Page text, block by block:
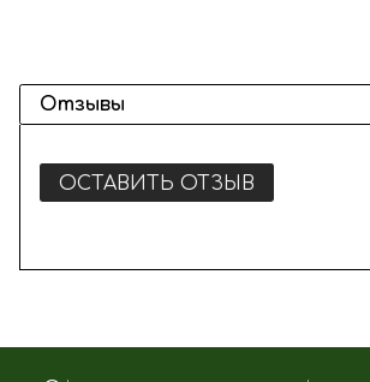
Отзывы
ОСТАВИТЬ ОТЗЫВ